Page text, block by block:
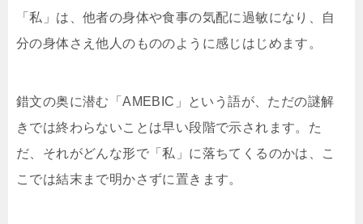
「私」は、他者の身体や食事の気配に過敏になり、自
分の身体さえ他人のもののように感じはじめます。
錯文の奥に潜む「AMEBIC」という語が、ただの謎解
きでは終わらないことは早い段階で示されます。た
だ、それがどんな形で「私」に落ちてくるのかは、こ
こでは結末まで明かさずに置きます。